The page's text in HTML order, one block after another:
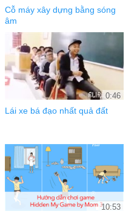
Cỗ máy xây dựng bằng sóng
âm
0:46
Lái xe bá đạo nhất quả đất
10:53